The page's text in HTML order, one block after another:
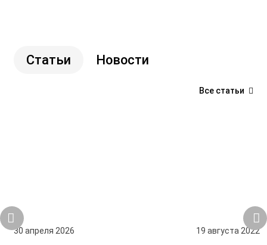
Статьи Новости
Все статьи
30 апреля 2026 19 августа 2022